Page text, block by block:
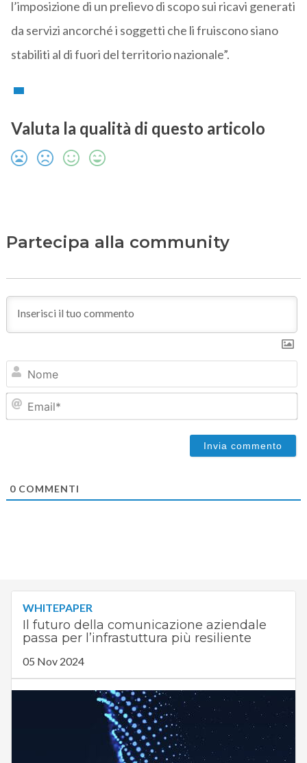
l’imposizione di un prelievo di scopo sui ricavi generati
da servizi ancorché i soggetti che li fruiscono siano
stabiliti al di fuori del territorio nazionale”.
Valuta la qualità di questo articolo
Partecipa alla community
0COMMENTI
WHITEPAPER
Il futuro della comunicazione aziendale
passa per l’infrastuttura più resiliente
05 Nov 2024